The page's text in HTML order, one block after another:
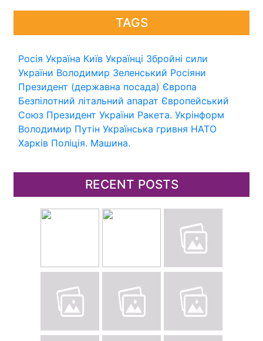
TAGS
Росія Україна Київ Українці Збройні сили
України Володимир Зеленський Росіяни
Президент (державна посада) Європа
Безпілотний літальний апарат Європейський
Союз Президент України Ракета. Укрінформ
Володимир Путін Українська гривня НАТО
Харків Поліція. Машина.
RECENT POSTS